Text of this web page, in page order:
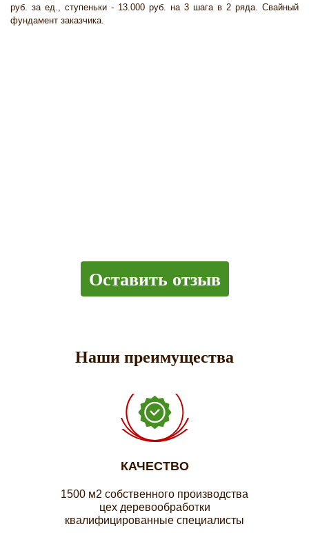
руб. за ед., ступеньки - 13.000 руб. на 3 шага в 2 ряда. Свайный
фундамент заказчика.
Оставить отзыв
Наши преимущества
КАЧЕСТВО
1500 м2 собственного производства
цех деревообработки
квалифицированные специалисты